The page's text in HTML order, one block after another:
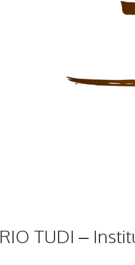
TUDI –